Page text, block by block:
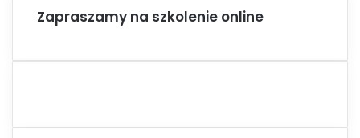
Zapraszamy na szkolenie online